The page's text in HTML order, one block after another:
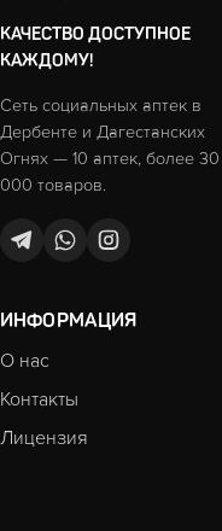
КАЧЕСТВО ДОСТУПНОЕ
КАЖДОМУ!
Сеть социальных аптек в
Дербенте и Дагестанских
Огнях — 10 аптек, более 30
000 товаров.
ИНФОРМАЦИЯ
О нас
Контакты
Лицензия